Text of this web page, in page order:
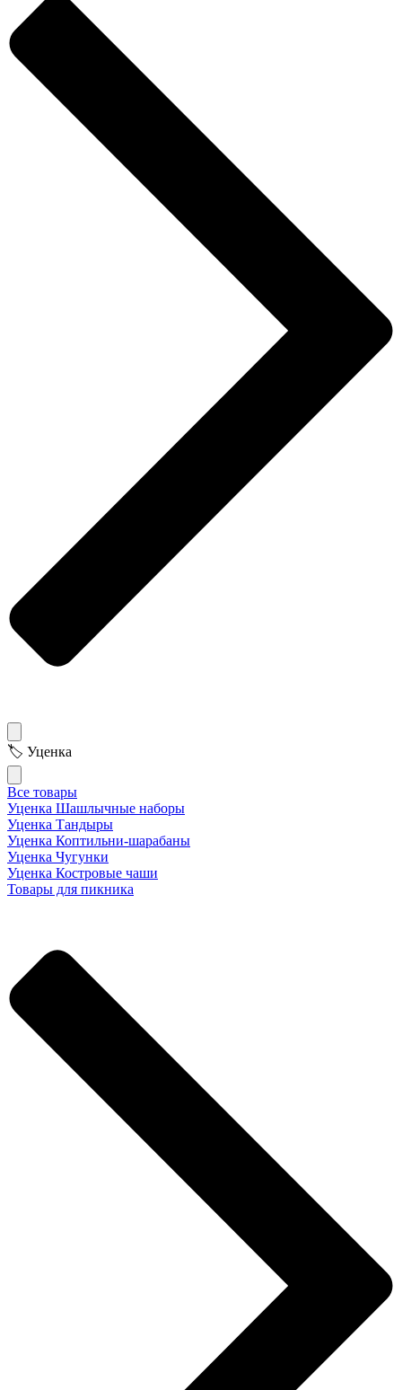
🏷 Уценка
Все товары
Уценка Шашлычные наборы
Уценка Тандыры
Уценка Коптильни-шарабаны
Уценка Чугунки
Уценка Костровые чаши
Товары для пикника